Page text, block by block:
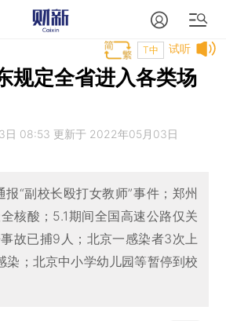
试听
T中
规定全省进入各类场
日 08:53 更新于 2022年05月03日
“副校长殴打女教师”事件；郑州
核酸；5.1期间全国高速公路仅关
故已捕9人；北京一感染者3次上
染；北京中小学幼儿园等暂停到校